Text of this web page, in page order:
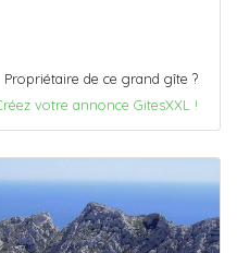
Propriétaire de ce grand gîte ?
votre annonce GitesXXL !